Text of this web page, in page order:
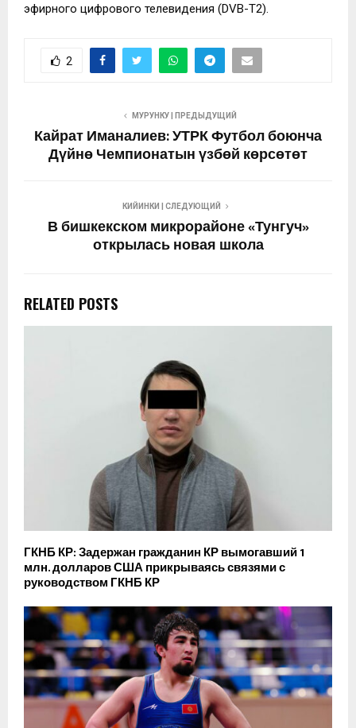
эфирного цифрового телевидения (DVB-T2).
2
МУРУНКУ | ПРЕДЫДУЩИЙ
Кайрат Иманалиев: УТРК Футбол боюнча
Дүйнө Чемпионатын үзбөй көрсөтөт
КИЙИНКИ | СЛЕДУЮЩИЙ
В бишкекском микрорайоне «Тунгуч»
открылась новая школа
RELATED POSTS
ГКНБ КР: Задержан гражданин КР вымогавший 1
млн. долларов США прикрываясь связями с
руководством ГКНБ КР